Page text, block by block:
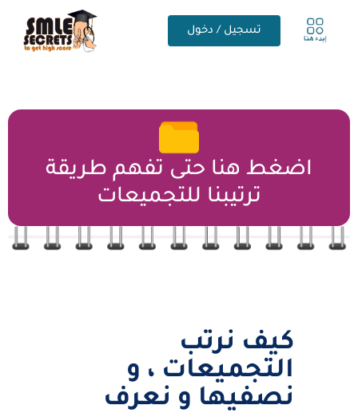
تسجيل / دخول
اضغط هنا حتى تفهم طريقة
ترتيبنا للتجميعات